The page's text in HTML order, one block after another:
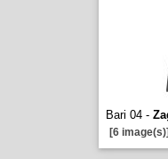
Bari 04 -
[6 image(s)]